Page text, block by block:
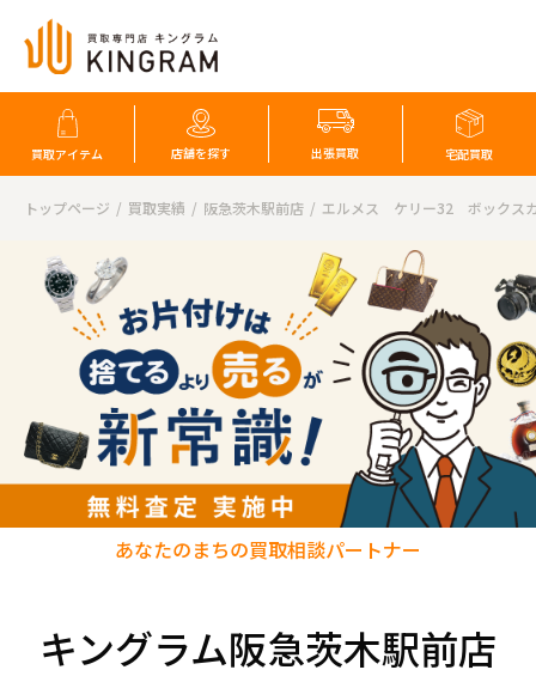
買取アイテム 店舗を探す 出張買取 宅配買取
トップページ 買取実績 阪急茨木駅前店 エルメス ケリー32 ボックス
キングラム阪急茨木駅前店
あなたのまちの買取相談パートナー